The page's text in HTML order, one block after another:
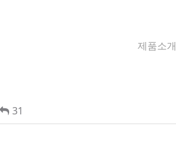
제품소개
31